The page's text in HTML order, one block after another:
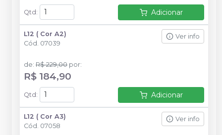
Qtd : Adicionar
L12 ( Cor A2)
Cód. 07039
Ver info
de: R$ 229,00 por:
R$ 184,90
Qtd : Adicionar
L12 ( Cor A3)
Cód. 07058
Ver info